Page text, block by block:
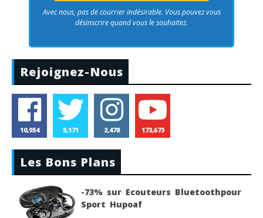
Avec nous, pas de courrier indésirable. Vous pouvez vous
désinscrire quand vous le souhaitez.
Rejoignez-Nous
10,954 5,171 2,478 173,673
Les Bons Plans
-73% sur Ecouteurs Bluetoothpour
Sport Hupoaf